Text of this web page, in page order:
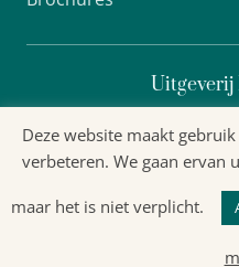
Uitgeverij
Algemene
Deze website maakt
verbeteren. We gaan ervan
maar het is niet verplicht.